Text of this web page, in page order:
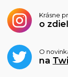
Krásne
o
O
na